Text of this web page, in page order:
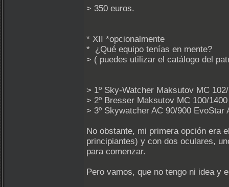
> 350 euros.
* XII *opcionalmente
* ¿Qué equipo tenías en mente?
> ( puedes utilizar el catálogo del
> 1º Sky-Watcher Maksutov MC
> 2º Bresser Maksutov MC 100/
> 3º Skywatcher AC 90/900 EvoStar
No obstante, mi primera opción era
principiantes) y con dos oculares,
para comenzar.
Pero vamos, que no tengo ni idea y